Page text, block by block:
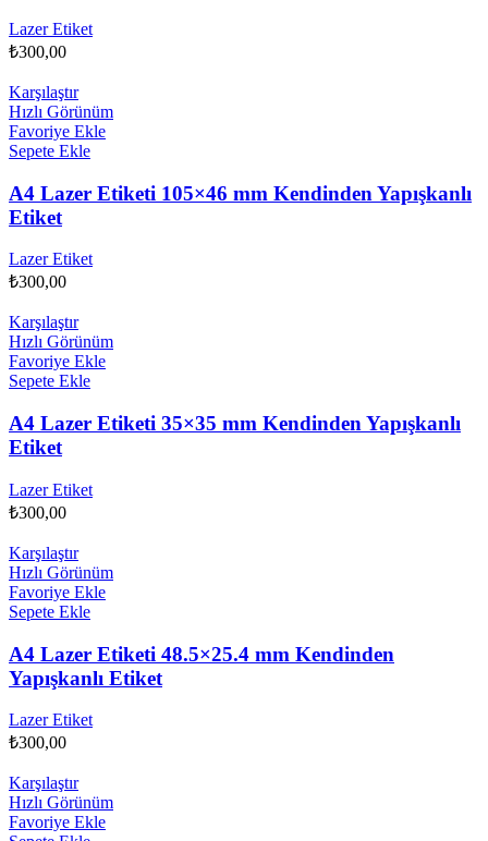
Lazer Etiket
₺300,00
Karşılaştır
Hızlı Görünüm
Favoriye Ekle
Sepete Ekle
A4 Lazer Etiketi 105×46 mm Kendinden Yapışkanlı
Etiket
Lazer Etiket
₺300,00
Karşılaştır
Hızlı Görünüm
Favoriye Ekle
Sepete Ekle
A4 Lazer Etiketi 35×35 mm Kendinden Yapışkanlı
Etiket
Lazer Etiket
₺300,00
Karşılaştır
Hızlı Görünüm
Favoriye Ekle
Sepete Ekle
A4 Lazer Etiketi 48.5×25.4 mm Kendinden
Yapışkanlı Etiket
Lazer Etiket
₺300,00
Karşılaştır
Hızlı Görünüm
Favoriye Ekle